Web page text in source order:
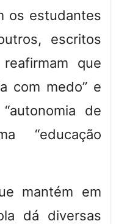
os estudantes
escritos
que
com medo” e
de
“educação
mantém em
dá diversas